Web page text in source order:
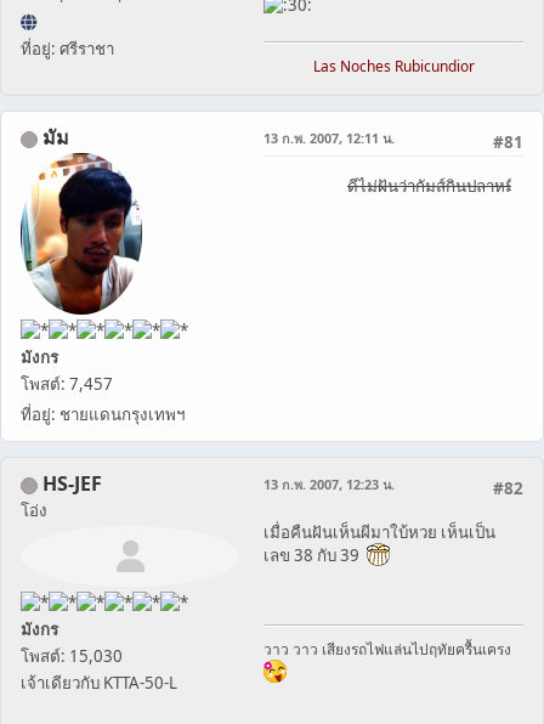
ที่อยู่: ศรีราชา
Las Noches Rubicundior
มัม
มังกร
โพสต์: 7,457
ที่อยู่: ชายแดนกรุงเทพฯ
#81
13 ก.พ. 2007, 12:11 น.
ดีไม่ฝันว่ากัมส์กินปลาหมึก
HS-JEF
โอ่ง
มังกร
โพสต์: 15,030
เจ้าเดียวกับ KTTA-50-L
#82
13 ก.พ. 2007, 12:23 น.
เมื่อคืนฝันเห็นผีมาใบ้หวย เห็นเป็น
เลข 38 กับ 39
วาว วาว เสียงรถไฟแล่นไปฤทัยครื้นเครง